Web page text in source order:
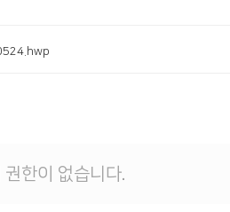
권한이 없습니다.